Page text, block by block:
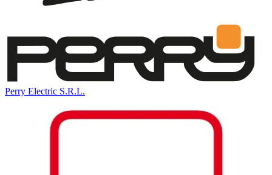
Perry Electric S.R.L.